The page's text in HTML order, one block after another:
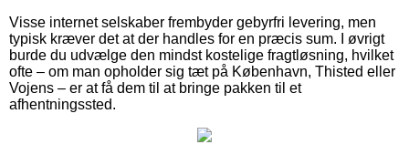
Visse internet selskaber frembyder gebyrfri levering, men
typisk kræver det at der handles for en præcis sum. I øvrigt
burde du udvælge den mindst kostelige fragtløsning, hvilket
ofte – om man opholder sig tæt på København, Thisted eller
Vojens – er at få dem til at bringe pakken til et
afhentningssted.